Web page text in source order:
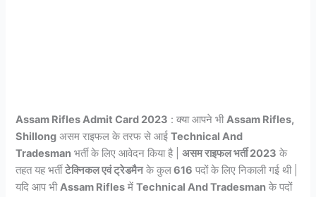
Assam Rifles Admit Card 2023 : क्या आपने भीAssam Rifles,
Shillong असम राइफल के तरफ से आईTechnical And
Tradesman भर्ती के लिए आवेदन किया है |असम राइफल भर्ती 2023 के
तहत यह भर्तीटेक्निकल एवं ट्रेडमैनके कुल616 पदों के लिए निकाली गई थी |
यदि आप भीAssam Rifles मेंTechnical And Tradesman के पदों